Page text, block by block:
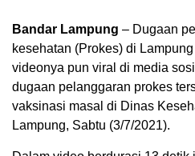
Bandar Lampung – Dugaan
kesehatan (Prokes) di
videonya pun viral di media
dugaan pelanggaran prokes
vaksinasi masal di Dinas
Lampung, Sabtu (3/7/2021).